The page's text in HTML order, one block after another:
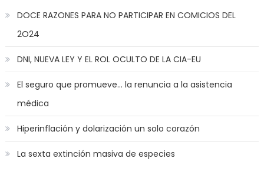
DOCE RAZONES PARA NO PARTICIPAR EN COMICIOS DEL
2O24
DNI, NUEVA LEY Y EL ROL OCULTO DE LA CIA-EU
El seguro que promueve… la renuncia a la asistencia
médica
Hiperinflación y dolarización un solo corazón
La sexta extinción masiva de especies